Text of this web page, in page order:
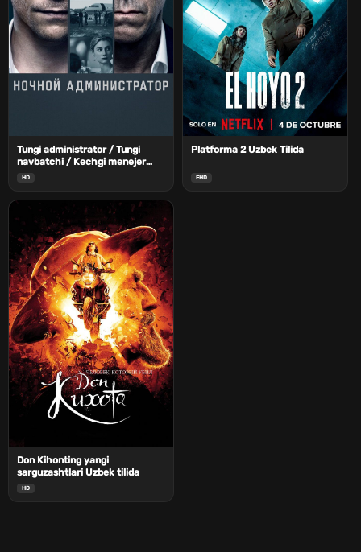
Tungi administrator / Tungi
navbatchi / Kechgi menejer
Barcha qismlar Uzbek Tilida
HD
Platforma 2 Uzbek Tilida
FHD
Don Kihonting yangi
sarguzashtlari Uzbek tilida
HD